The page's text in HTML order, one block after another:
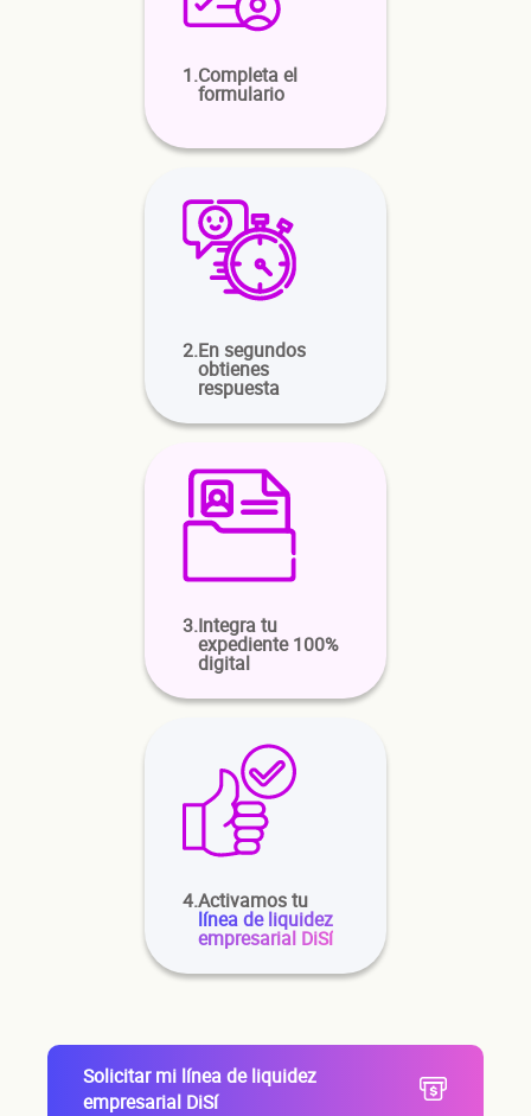
1.Completa el
formulario
2.En segundos
obtienes
respuesta
3.Integra tu
expediente 100%
digital
4.Activamos tu
línea de liquidez
empresarial DiSí
Solicitar mi línea de liquidez
empresarial DiSí
¿Cuánto factura tu negocio al año?
Esto nos ayuda a ofrecerte la línea de crédito correcta para tu negocio.
No te preocupes, evaluamos cada caso de forma integral.
Primer apellido
Segundo apellido
Teléfono
Correo electrónico